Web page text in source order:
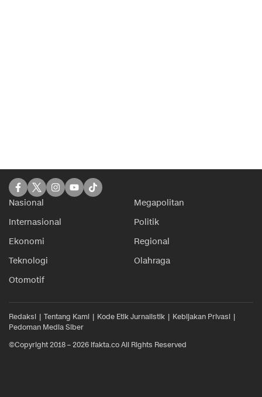
Nasional
Megapolitan
Internasional
Politik
Ekonomi
Regional
Teknologi
Olahraga
Otomotif
Redaksi Tentang Kami Kode Etik Jurnalistik
Kebijakan Privasi
Pedoman Media Siber
©Copyright 2018 – 2026 ifakta.co All Rights Reserved